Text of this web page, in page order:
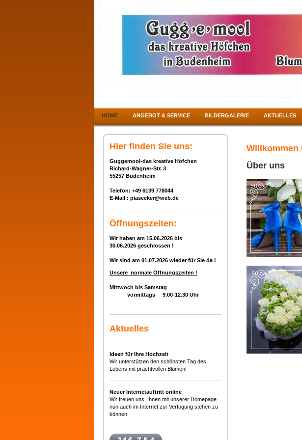
HOME ANGEBOT & SERVICE BILDERGALERIE AKTUELLES
Hier finden Sie uns:
Guggemool-das kreative Höfchen
Richard-Wagner-Str. 3
55257 Budenheim
Telefon: +49 6139 778044
E-Mail : piasecker@web.de
Öffnungszeiten:
Wir haben am 15.06.2026 bis
30.06.2026 geschlossen !
Wir sind am 01.07.2026 wieder für Sie da !
Unsere normale Öffnungszeiten !
Mittwoch bis Samstag
vormittags 9.00-12.30 Uhr
Aktuelles
Ideen für Ihre Hochzeit
Wir unterstützen den schönsten Tag des
Lebens mit prachtvollen Blumen!
Neuer Internetauftritt online
Wir freuen uns, Ihnen mit unserer Homepage
nun auch im Internet zur Verfügung stehen zu
können!
Willkommen
Über uns